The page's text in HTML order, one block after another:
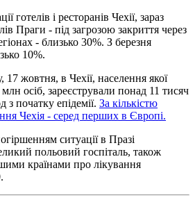
готелів і ресторанів Чехії, зараз
Праги - під загрозою закриття через
- близько 30%. З березня
10%.
жовтня, в Чехії, населення якої
​​осіб, зареєстрували понад 11 тисяч
початку епідемії. За кількістю
Чехія - серед перших в Європі.
ситуації в Празі
польовий госпіталь, також
країнами про лікування